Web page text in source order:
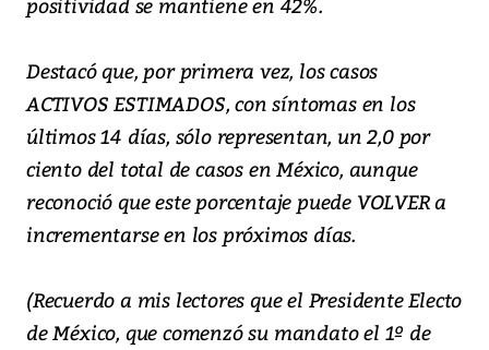
Destacó que, por primera vez, los casos
ACTIVOS ESTIMADOS, con síntomas en los
últimos 14 días, sólo representan, un 2,0 por
ciento del total de casos en México, aunque
reconoció que este porcentaje puede VOLVER a
incrementarse en los próximos días.
(Recuerdo a mis lectores que el Presidente Electo
de México, que comenzó su mandato el 1º de